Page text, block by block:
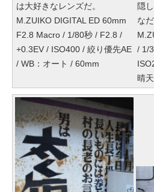
は大好きなレンズだ。
M.ZUIKO DIGITAL ED 60mm
F2.8 Macro / 1/80秒 / F2.8 /
+0.3EV / ISO400 / 絞り優先AE
/ WB：オート / 60mm
隠
な
/ 1/
晴